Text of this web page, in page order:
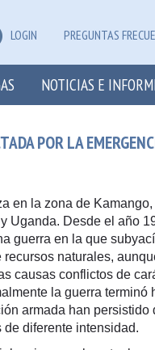
LOGIN PREGUNTAS
NOTICIAS E
POR LA
en la zona de
Uganda. Desde el año
guerra en la que
naturales,
causas conflictos de
la guerra terminó
armada han persistido
diferente intensidad.